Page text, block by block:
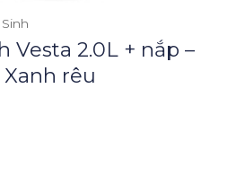
Vesta 2.0L + nắp –
rêu